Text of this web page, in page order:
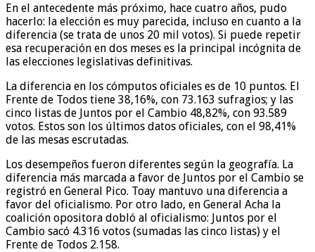
En el antecedente más próximo, hace cuatro años, pudo
hacerlo: la elección es muy parecida, incluso en cuanto a la
diferencia (se trata de unos 20 mil votos). Si puede repetir
esa recuperación en dos meses es la principal incógnita de
las elecciones legislativas definitivas.
La diferencia en los cómputos oficiales es de 10 puntos. El
Frente de Todos tiene 38,16%, con 73.163 sufragios; y las
cinco listas de Juntos por el Cambio 48,82%, con 93.589
votos. Estos son los últimos datos oficiales, con el 98,41%
de las mesas escrutadas.
Los desempeños fueron diferentes según la geografía. La
diferencia más marcada a favor de Juntos por el Cambio se
registró en General Pico. Toay mantuvo una diferencia a
favor del oficialismo. Por otro lado, en General Acha la
coalición opositora dobló al oficialismo: Juntos por el
Cambio sacó 4.316 votos (sumadas las cinco listas) y el
Frente de Todos 2.158.